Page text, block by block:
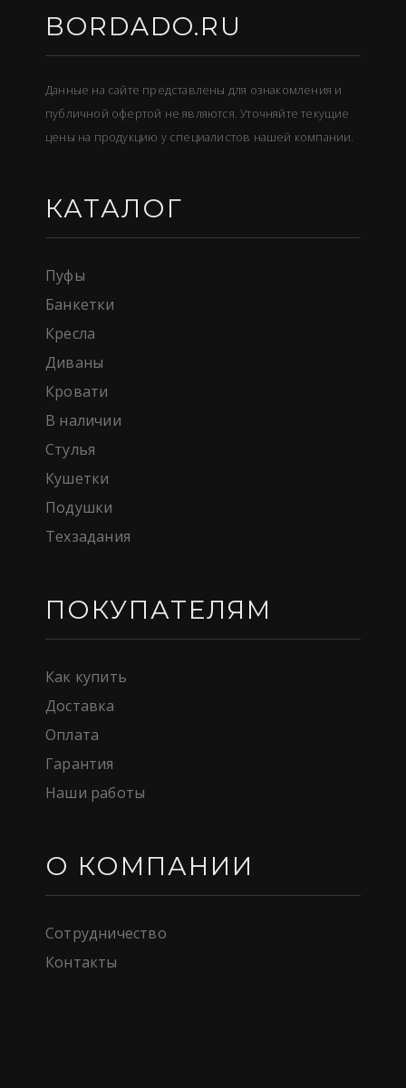
BORDADO.RU
Данные на сайте представлены для ознакомления и
публичной офертой не являются. Уточняйте текущие
цены на продукцию у специалистов нашей компании.
КАТАЛОГ
Пуфы
Банкетки
Кресла
Диваны
Кровати
В наличии
Стулья
Кушетки
Подушки
Техзадания
ПОКУПАТЕЛЯМ
Как купить
Доставка
Оплата
Гарантия
Наши работы
О КОМПАНИИ
Сотрудничество
Контакты